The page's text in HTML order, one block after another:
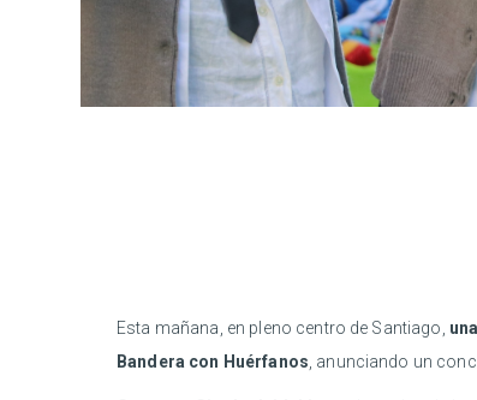
Esta mañana, en pleno centro de Santiago,
Bandera con Huérfanos , anunciando un